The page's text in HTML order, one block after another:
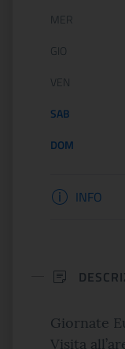
MER
GIO
VEN
SAB
DOM
INFO
Giornate
Visita